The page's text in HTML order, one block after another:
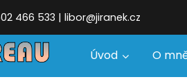
466 533 | libor@jiranek.cz
Úvod O